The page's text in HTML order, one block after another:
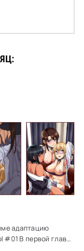
адаптацию
#01 В первой главе